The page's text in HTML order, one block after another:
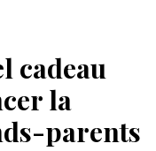
cadeau
la
parents